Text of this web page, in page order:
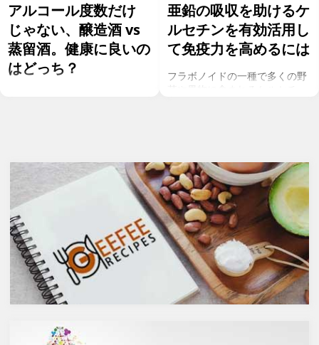
アルコール度数だけ
じゃない、醸造酒 vs
蒸留酒。健康に良いの
はどっち？
やウォッカ等の蒸留酒は、度数
も高いため健康に悪そうなイ
メージで、ワインや日本酒など
は何となくナチュラルな感じで
アルコール度数も低いのでそう
悪くもなさそうなイメージです
が、実際のところどうなので
しょうか？今回は、大きく分け
て2種類あるお酒の製造方法
（醸造酒と蒸留酒）の違いに
よって健康に対してどのような
ていきます。
醸造酒と蒸留酒の違いとは？
亜鉛の吸収を助けるケ
ルセチンを有効活用し
て免疫力を高めるには
フラボノイドの一種で多くの野
菜や果物に含まれるケルセチ
まれるケルセチンが、血中コレ
ステロールを値を抑え心臓病の
リスクを軽減するということを
お伝えしましたが、ケルセチン
には抗菌抗ウィルス作用があり
ウイルスとの闘いを促進する可
能性があると言われています。
また、免疫力の維持に重要な働
きを持つ亜鉛との相乗効果もあ
ると考えられています。今回
は、このケルセチンの健康効果